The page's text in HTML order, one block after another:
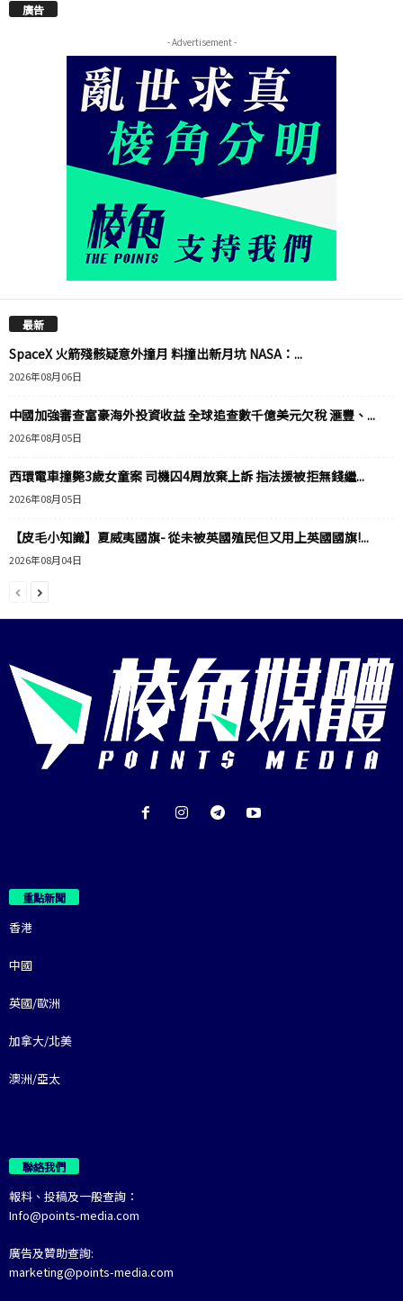
廣告
- Advertisement -
最新
SpaceX 火箭殘骸疑意外撞月 料撞出新月坑 NASA：...
2026年08月06日
中國加強審查富豪海外投資收益 全球追查數千億美元欠稅 滙豐、...
2026年08月05日
西環電車撞斃3歲女童案 司機囚4周放棄上訴 指法援被拒無錢繼...
2026年08月05日
【皮毛小知識】夏威夷國旗- 從未被英國殖民但又用上英國國旗!...
2026年08月04日
重點新聞
香港
中國
英國/歐洲
加拿大/北美
澳洲/亞太
聯絡我們
報料、投稿及一般查詢：
Info@points-media.com
廣告及贊助查詢:
marketing@points-media.com